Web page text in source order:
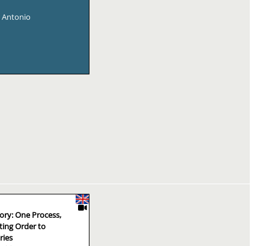
Antonio
One Process,
Order to